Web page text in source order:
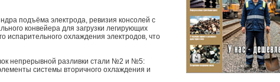
подъёма электрода, ревизия консолей с
конвейера для загрузки легирующих
испарительного охлаждения электродов, что
непрерывной разливки стали №2 и №5:
системы вторичного охлаждения и